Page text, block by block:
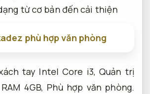
từ cơ bản đến cải thiện
phù hợp văn phòng
tay Intel Core i3,Quản trị
RAM 4GB, Phù hợp văn phòng.